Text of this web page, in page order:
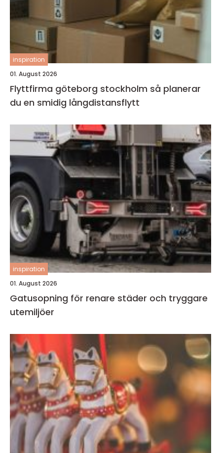
inspiration
01. August 2026
Flyttfirma göteborg stockholm så planerar
du en smidig långdistansflytt
inspiration
01. August 2026
Gatusopning för renare städer och tryggare
utemiljöer